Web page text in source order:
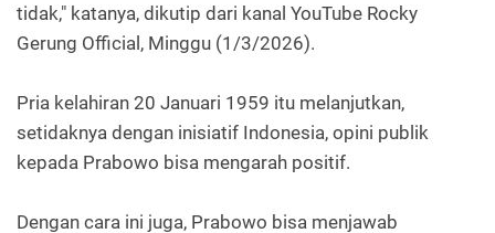
tidak," katanya, dikutip dari kanal YouTube Rocky
Gerung Official, Minggu (1/3/2026).
Pria kelahiran 20 Januari 1959 itu melanjutkan,
setidaknya dengan inisiatif Indonesia, opini publik
kepada Prabowo bisa mengarah positif.
Dengan cara ini juga, Prabowo bisa menjawab